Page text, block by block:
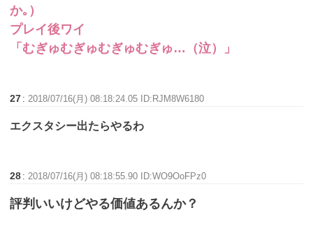
か｡）
プレイ後ワイ
「むぎゅむぎゅむぎゅむぎゅ…（泣）」
27 :2018/07/16(月) 08:18:24.05 ID:RJM8W6180
エクスタシー出たらやるわ
28 :2018/07/16(月) 08:18:55.90 ID:WO9OoFPz0
評判いいけどやる価値あるんか？